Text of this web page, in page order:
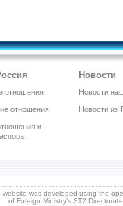
отношения
отношения
и
Новости
Новости
Новости из
website was developed using the
of Foreign Ministry's ST2